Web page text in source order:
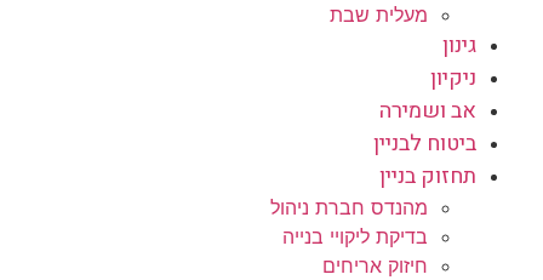
מעלית שבת
גינון
ניקיון
אב ושמירה
ביטוח לבניין
תחזוק בניין
מהנדס חברת ניהול
בדיקת ליקויי בנייה
חיזוק אריחים